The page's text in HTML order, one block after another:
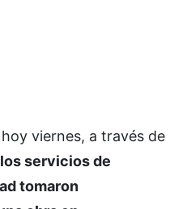
viernes, a través de
los servicios de
tomaron